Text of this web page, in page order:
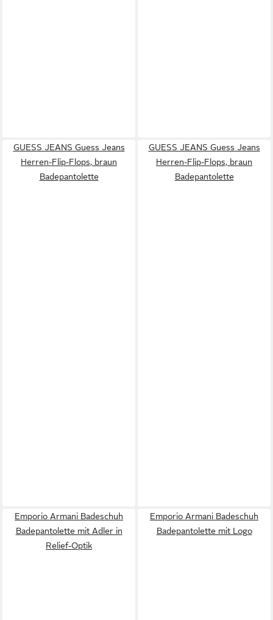
GUESS JEANS Guess Jeans
Herren-Flip-Flops, braun
Badepantolette
GUESS JEANS Guess Jeans
Herren-Flip-Flops, braun
Badepantolette
Emporio Armani Badeschuh
Badepantolette mit Adler in
Relief-Optik
Emporio Armani Badeschuh
Badepantolette mit Logo